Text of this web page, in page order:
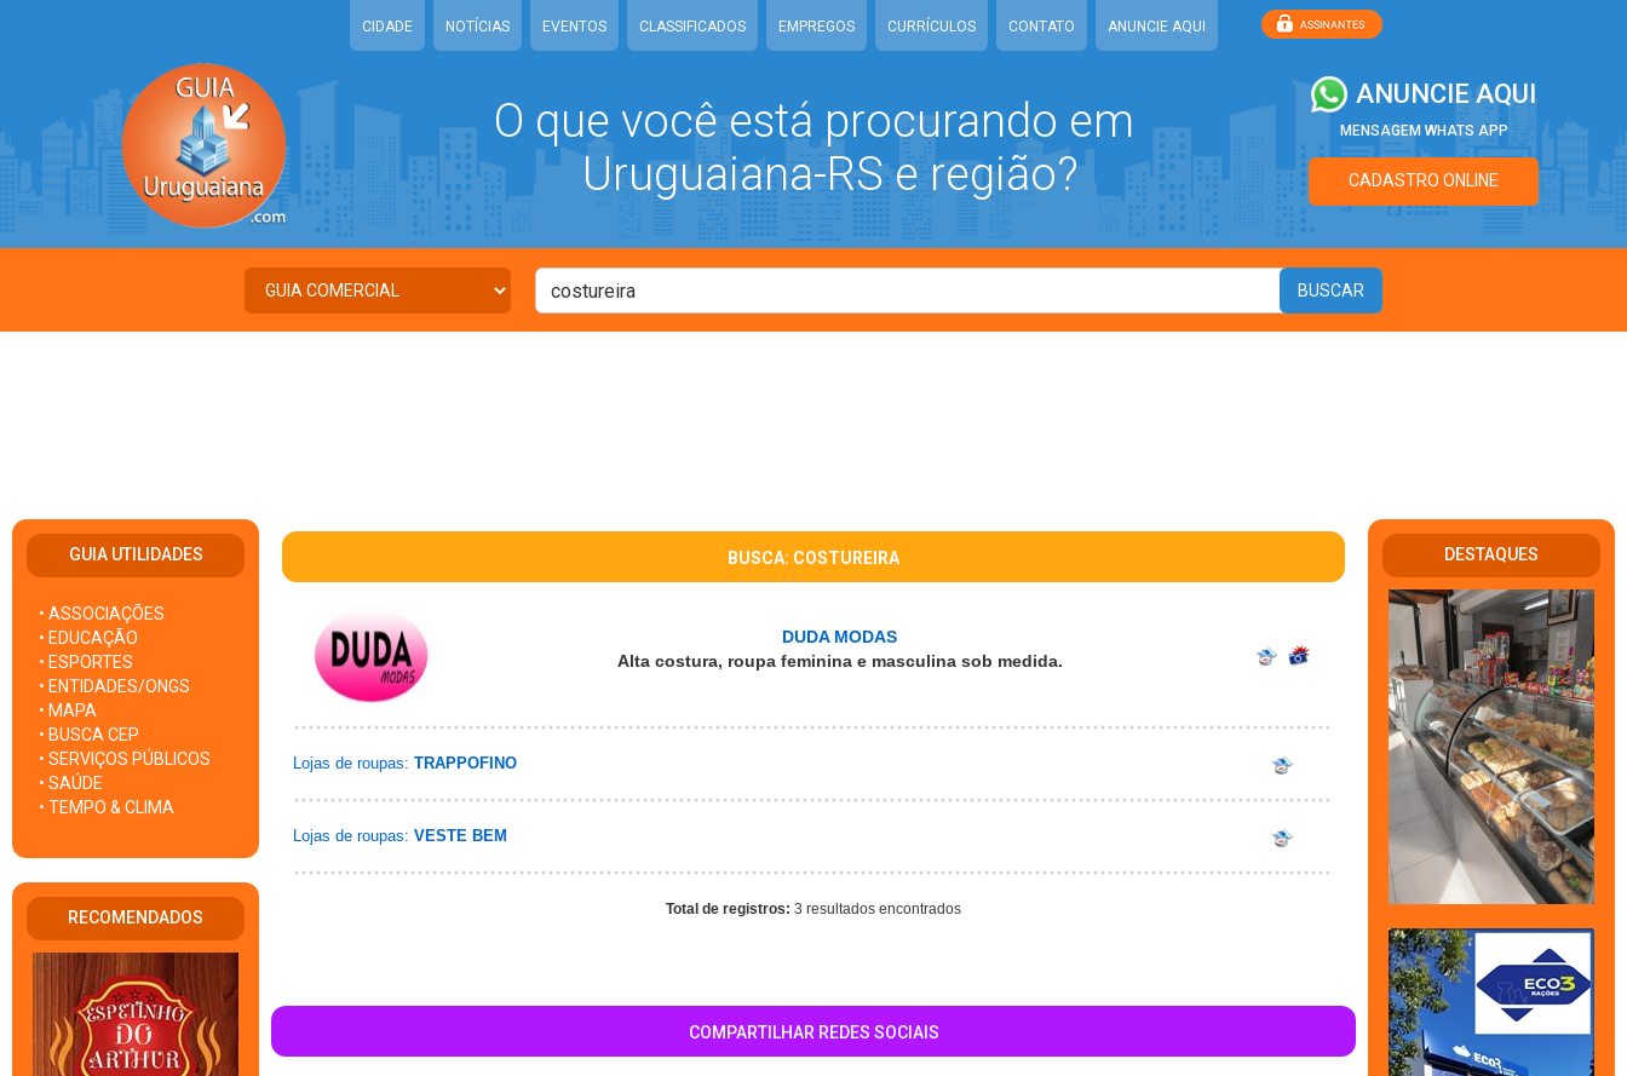
CIDADE NOTÍCIAS EVENTOS CLASSIFICADOS EMPREGOS CURRÍCULOS CONTATO ANUNCIE AQUI
O que você está procurando em
Uruguaiana-RS e região?
ANUNCIE AQUI
MENSAGEM WHATS APP
CADASTRO ONLINE
GUIA UTILIDADES
• ASSOCIAÇÕES
• EDUCAÇÃO
• ESPORTES
• ENTIDADES/ONGS
• MAPA
• BUSCA CEP
• SERVIÇOS PÚBLICOS
• SAÚDE
• TEMPO & CLIMA
RECOMENDADOS
BUSCA: COSTUREIRA
DUDA MODAS
Alta costura, roupa feminina e masculina sob medida.
Lojas de roupas: TRAPPOFINO
Lojas de roupas: VESTE BEM
Total de registros: 3 resultados encontrados
COMPARTILHAR REDES SOCIAIS
DESTAQUES